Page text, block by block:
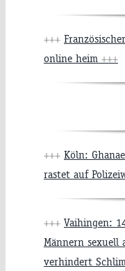
+++
online heim +++
+++ Köln:
rastet auf
+++ Vaihingen:
Männern sexuell
verhindert